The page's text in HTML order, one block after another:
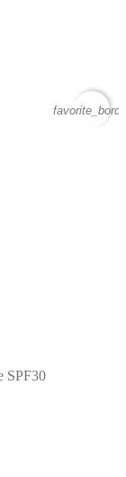
SPF30